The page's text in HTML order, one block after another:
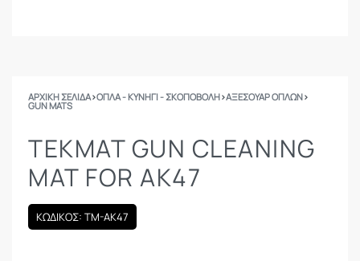
ΑΡΧΙΚΉ ΣΕΛΊΔΑ›ΟΠΛΑ - ΚΥΝΗΓΙ - ΣΚΟΠΟΒΟΛΗ›ΑΞΕΣΟΥΑΡ ΟΠΛΩΝ›
GUN MATS
TEKMAT GUN CLEANING
MAT FOR AK47
ΚΩΔΙΚΟΣ: TM-AK47